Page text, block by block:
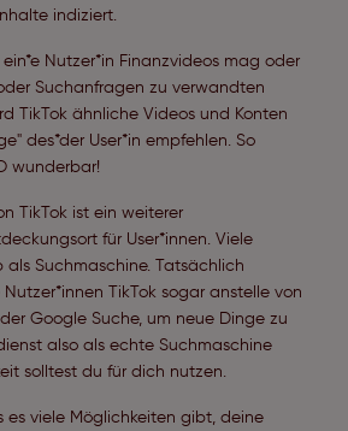
indiziert.
Nutzer*in Finanzvideos mag oder
Suchanfragen zu verwandten
TikTok ähnliche Videos und Konten
des*der User*in empfehlen. So
wunderbar!
TikTok ist ein weiterer
für User*innen. Viele
Suchmaschine. Tatsächlich
TikTok sogar anstelle von
Google Suche, um neue Dinge zu
also als echte Suchmaschine
solltest du für dich nutzen.
es viele Möglichkeiten gibt, deine